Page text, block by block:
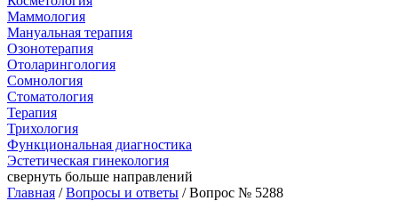
Маммология
Мануальная терапия
Озонотерапия
Отоларингология
Сомнология
Стоматология
Терапия
Трихология
Функциональная диагностика
Эстетическая гинекология
свернуть больше направлений
Главная /Вопросы и ответы / Вопрос № 5288